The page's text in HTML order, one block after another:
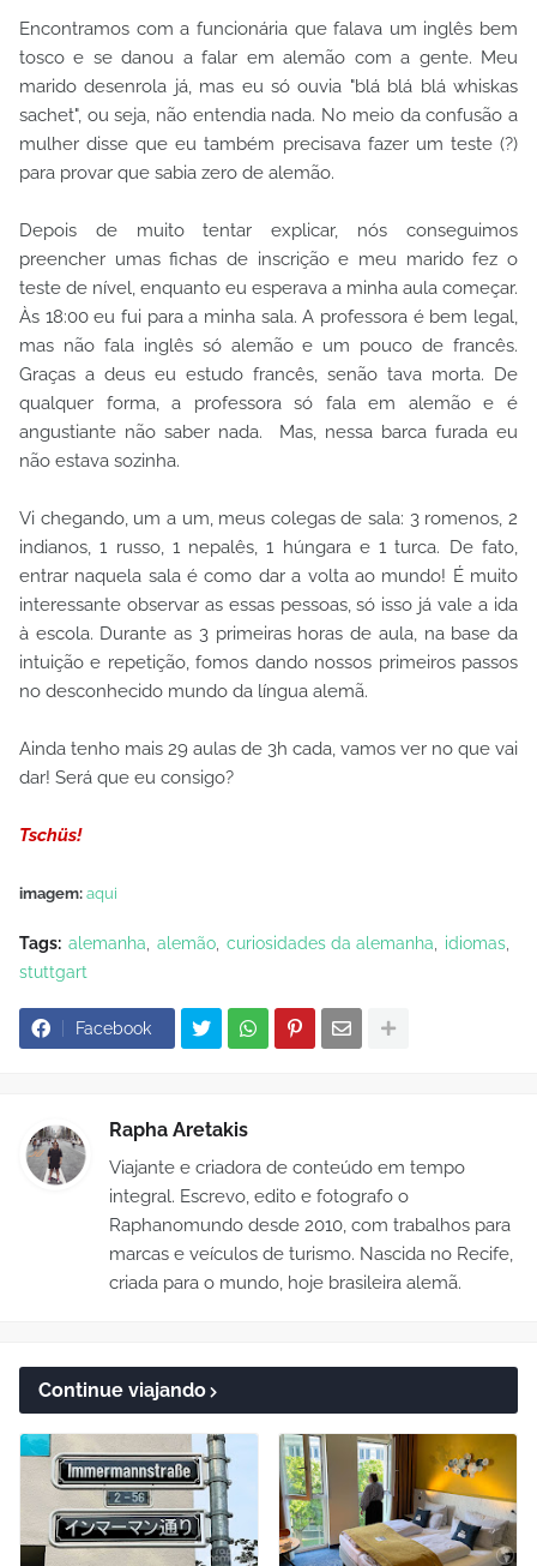
Encontramos com a funcionária que falava um inglês bem
tosco e se danou a falar em alemão com a gente. Meu
marido desenrola já, mas eu só ouvia "blá blá blá whiskas
sachet", ou seja, não entendia nada. No meio da confusão a
mulher disse que eu também precisava fazer um teste (?)
para provar que sabia zero de alemão.
Depois de muito tentar explicar, nós conseguimos
preencher umas fichas de inscrição e meu marido fez o
teste de nível, enquanto eu esperava a minha aula começar.
Às 18:00 eu fui para a minha sala. A professora é bem legal,
mas não fala inglês só alemão e um pouco de francês.
Graças a deus eu estudo francês, senão tava morta. De
qualquer forma, a professora só fala em alemão e é
angustiante não saber nada. Mas, nessa barca furada eu
não estava sozinha.
Vi chegando, um a um, meus colegas de sala: 3 romenos, 2
indianos, 1 russo, 1 nepalês, 1 húngara e 1 turca. De fato,
entrar naquela sala é como dar a volta ao mundo! É muito
interessante observar as essas pessoas, só isso já vale a ida
à escola. Durante as 3 primeiras horas de aula, na base da
intuição e repetição, fomos dando nossos primeiros passos
no desconhecido mundo da língua alemã.
Ainda tenho mais 29 aulas de 3h cada, vamos ver no que vai
dar! Será que eu consigo?
Tschüs!
imagem: aqui
Tags: alemanha alemão curiosidades da alemanha
idiomas
stuttgart
Facebook
Rapha Aretakis
Viajante e criadora de conteúdo em tempo
integral. Escrevo, edito e fotografo o
Raphanomundo desde 2010, com trabalhos para
marcas e veículos de turismo. Nascida no Recife,
criada para o mundo, hoje brasileira alemã.
Continue viajando